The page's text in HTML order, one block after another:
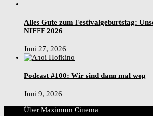
Alles Gute zum Festivalgeburtstag:
NIFFF 2026
Juni 27, 2026
Podcast #100: Wir sind dann mal weg
Juni 9, 2026
Über Maximum Cinema